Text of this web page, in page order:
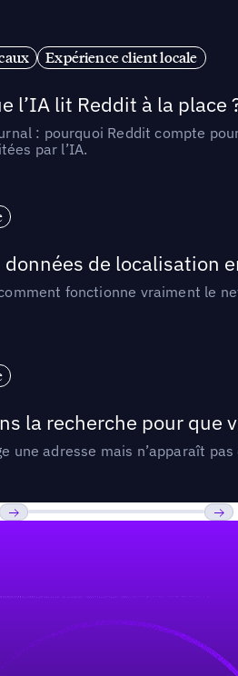
Expérience client locale
l’IA lit Reddit à la place
: pourquoi Reddit compte
par l’IA.
de localisation
fonctionne vraiment le
la recherche pour que
adresse mais n’apparaît